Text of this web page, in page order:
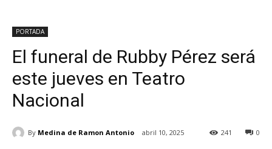
PORTADA
El funeral de Rubby Pérez será
este jueves en Teatro
Nacional
By Medina de Ramon Antonio abril 10, 2025 0
241